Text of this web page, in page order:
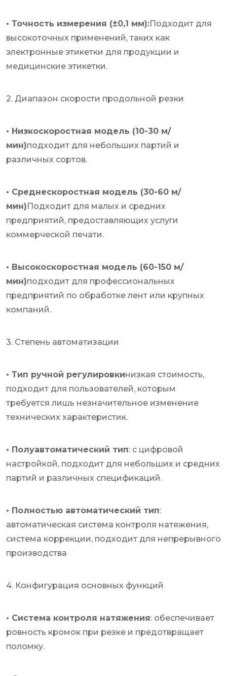
• Точность измерения (±0,1 мм):Подходит для
высокоточных применений, таких как
электронные этикетки для продукции и
медицинские этикетки.
2. Диапазон скорости продольной резки
• Низкоскоростная модель (10-30 м/
мин)подходит для небольших партий и
различных сортов.
• Среднескоростная модель (30-60 м/
мин)Подходит для малых и средних
предприятий, предоставляющих услуги
коммерческой печати.
• Высокоскоростная модель (60-150 м/
мин)подходит для профессиональных
предприятий по обработке лент или крупных
компаний.
3. Степень автоматизации
• Тип ручной регулировкинизкая стоимость,
подходит для пользователей, которым
требуется лишь незначительное изменение
технических характеристик.
• Полуавтоматический тип: с цифровой
настройкой, подходит для небольших и средних
партий и различных спецификаций.
• Полностью автоматический тип:
автоматическая система контроля натяжения,
система коррекции, подходит для непрерывного
производства
4. Конфигурация основных функций
• Система контроля натяжения: обеспечивает
ровность кромок при резке и предотвращает
поломку.